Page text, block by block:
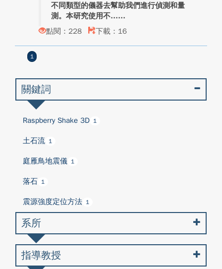
不同類型的儀器去幫助我們進行偵測和量
測。本研究使用不...
點閱：228
下載：16
1
關鍵詞
Raspberry Shake 3D 1
土石流 1
庭雁鳥地震儀 1
落石 1
震源強度定位方法 1
系所
指導教授